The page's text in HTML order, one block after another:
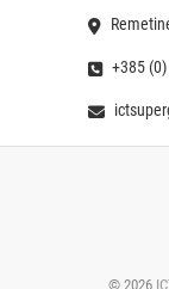
+385
© 2026